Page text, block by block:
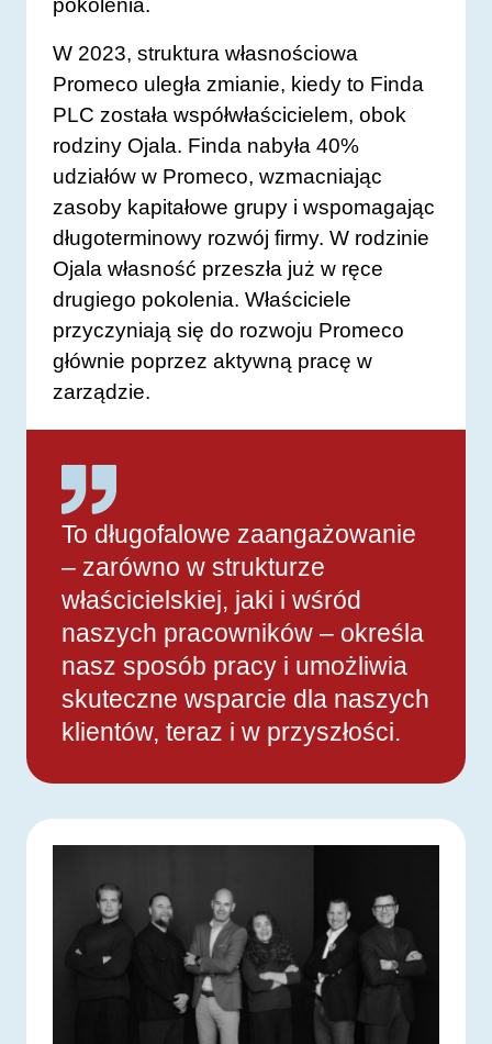
pokolenia.
W 2023, struktura własnościowa
Promeco uległa zmianie, kiedy to Finda
PLC została współwłaścicielem, obok
rodziny Ojala. Finda nabyła 40%
udziałów w Promeco, wzmacniając
zasoby kapitałowe grupy i wspomagając
długoterminowy rozwój firmy. W rodzinie
Ojala własność przeszła już w ręce
drugiego pokolenia. Właściciele
przyczyniają się do rozwoju Promeco
głównie poprzez aktywną pracę w
zarządzie.
To długofalowe zaangażowanie
– zarówno w strukturze
właścicielskiej, jaki i wśród
naszych pracowników – określa
nasz sposób pracy i umożliwia
skuteczne wsparcie dla naszych
klientów, teraz i w przyszłości.